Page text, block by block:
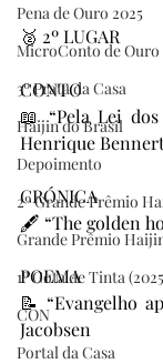
Pena de Ouro 2025
MicroConto de Ouro
3º Prata da Casa
Haijin do Brasil
Depoimento
2º Grande Prêmio
Grande Prêmio
1º Gota de Tinta
CON
Portal da Casa
🥈 2º LUGAR
CONTO
📖 “Pela Lei
Henrique
CRÓNICA
🖋️ “The golden
POEMA
📝 “Evangelho
Jacobsen